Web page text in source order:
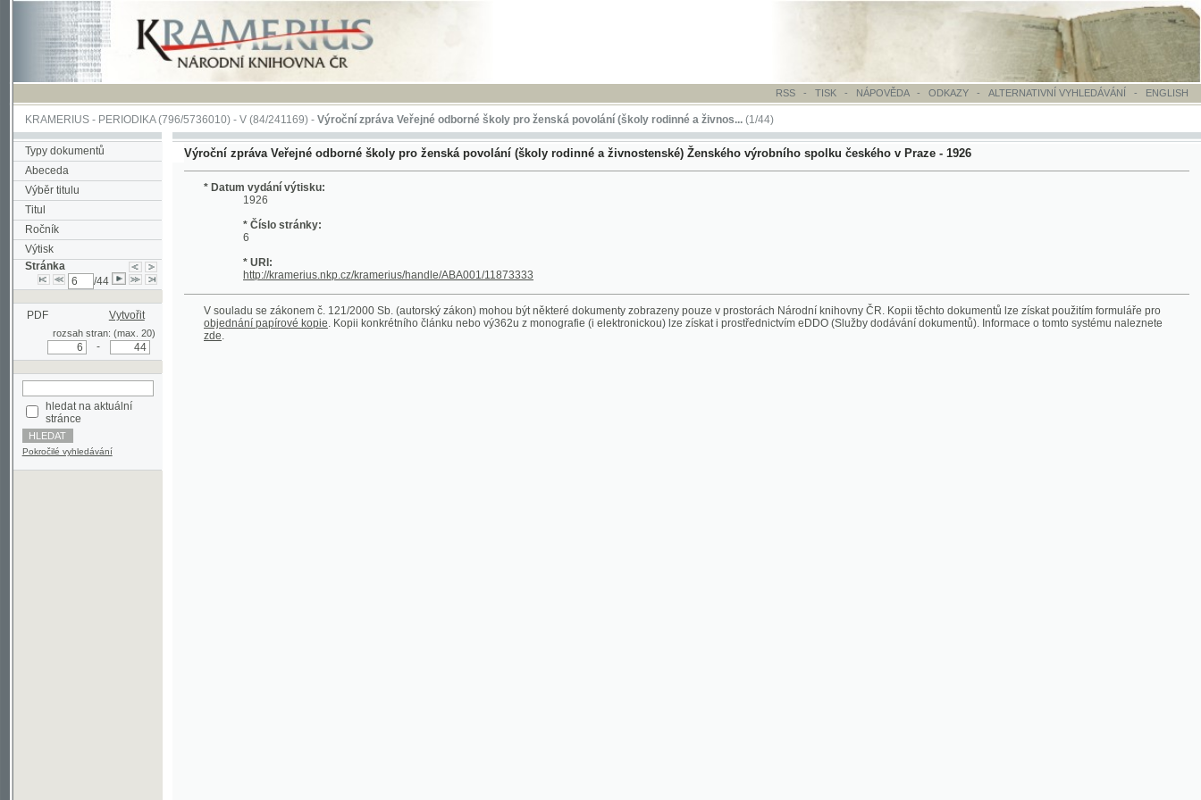
RSS - TISK-NÁPOVĚDA - ODKAZY - ALTERNATIVNÍ VYHLEDÁVÁNÍ- ENGLISH
KRAMERIUS-PERIODIKA(796/5736010) -V(84/241169) -Výroční zpráva Veřejné odborné školy pro ženská povolání (školy rodinné a živnos...(1/44)
Typy dokumentů
Abeceda
Výběr titulu
Titul
Ročník
Výtisk
Stránka
PDF Vytvořit
rozsah stran: (max. 20)
stránce
Pokročilé vyhledávání
Výroční zpráva Veřejné odborné školy pro ženská povolání (školy rodinné a živnostenské) Ženského výrobního spolku českého v Praze - 1926
* Datum vydání výtisku:
1926
* Číslo stránky:
* URI:
V souladu se zákonem č. 121/2000 Sb. (autorský zákon) mohou být některé dokumenty zobrazeny pouze v prostorách Národní knihovny ČR. Kopii těchto dokumentů lze získat použitím formuláře pro
objednání papírové kopie. Kopii konkrétního článku nebo vý362u z monografie (i elektronickou) lze získat i prostřednictvím eDDO (Služby dodávání dokumentů). Informace o tomto systému naleznete
.